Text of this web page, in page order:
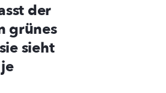
der
grünes
sieht